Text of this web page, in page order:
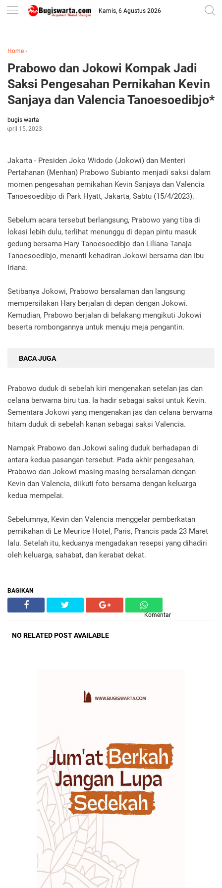
-->
Kamis, 6 Agustus 2026
Home ›
Prabowo dan Jokowi Kompak Jadi
Saksi Pengesahan Pernikahan Kevin
Sanjaya dan Valencia Tanoesoedibjo*
bugis warta
April 15, 2023
Jakarta - Presiden Joko Widodo (Jokowi) dan Menteri
Pertahanan (Menhan) Prabowo Subianto menjadi saksi dalam
momen pengesahan pernikahan Kevin Sanjaya dan Valencia
Tanoesoedibjo di Park Hyatt, Jakarta, Sabtu (15/4/2023).
Sebelum acara tersebut berlangsung, Prabowo yang tiba di
lokasi lebih dulu, terlihat menunggu di depan pintu masuk
gedung bersama Hary Tanoesoedibjo dan Liliana Tanaja
Tanoesoedibjo, menanti kehadiran Jokowi bersama dan Ibu
Iriana.
Setibanya Jokowi, Prabowo bersalaman dan langsung
mempersilakan Hary berjalan di depan dengan Jokowi.
Kemudian, Prabowo berjalan di belakang mengikuti Jokowi
beserta rombongannya untuk menuju meja pengantin.
BACA JUGA
Prabowo duduk di sebelah kiri mengenakan setelan jas dan
celana berwarna biru tua. Ia hadir sebagai saksi untuk Kevin.
Sementara Jokowi yang mengenakan jas dan celana berwarna
hitam duduk di sebelah kanan sebagai saksi Valencia.
Nampak Prabowo dan Jokowi saling duduk berhadapan di
antara kedua pasangan tersebut. Pada akhir pengesahan,
Prabowo dan Jokowi masing-masing bersalaman dengan
Kevin dan Valencia, diikuti foto bersama dengan keluarga
kedua mempelai.
Sebelumnya, Kevin dan Valencia menggelar pemberkatan
pernikahan di Le Meurice Hotel, Paris, Prancis pada 23 Maret
lalu. Setelah itu, keduanya mengadakan resepsi yang dihadiri
oleh keluarga, sahabat, dan kerabat dekat.
BAGIKAN
Komentar
NO RELATED POST AVAILABLE